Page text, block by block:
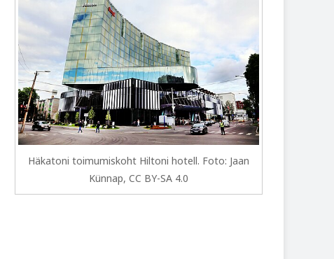
Häkatoni toimumiskoht Hiltoni hotell. Foto: Jaan
Künnap, CC BY-SA 4.0